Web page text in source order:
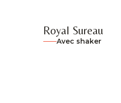
Royal Sureau
Avec shaker